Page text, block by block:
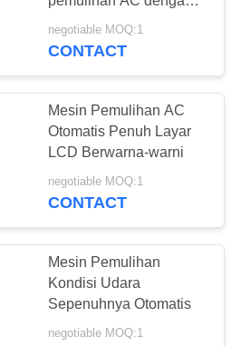
Besar
tampilan led X565
negotiable MOQ:1
CONTACT
Mesin Pemulihan AC
Otomatis Penuh Layar
LCD Berwarna-warni
negotiable MOQ:1
CONTACT
Mesin Pemulihan
Kondisi Udara
Sepenuhnya Otomatis
negotiable MOQ:1